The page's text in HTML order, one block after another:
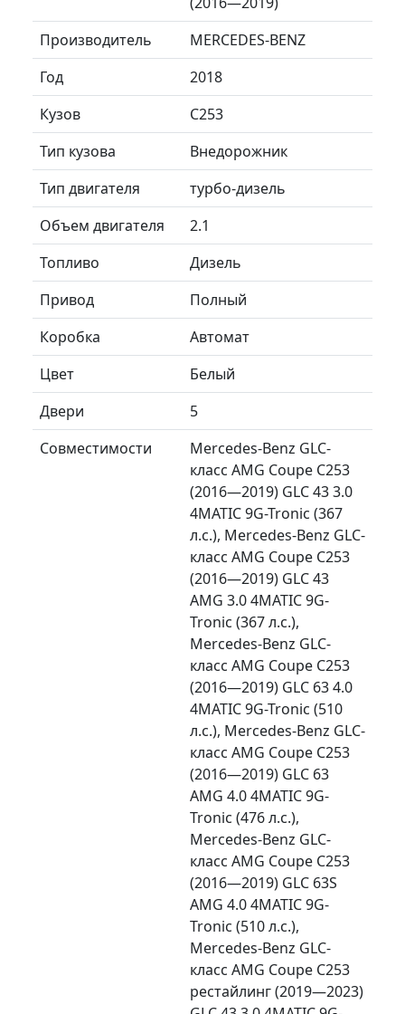
Производитель
MERCEDES-BENZ
Год
2018
Кузов
C253
Тип кузова
Внедорожник
Тип двигателя
турбо-дизель
Объем двигателя
2.1
Топливо
Дизель
Привод
Полный
Коробка
Автомат
Цвет
Белый
Двери
5
Совместимости
Mercedes-Benz GLC-
класс AMG Coupe C253
(2016—2019) GLC 43 3.0
4MATIC 9G-Tronic (367
л.с.), Mercedes-Benz GLC-
класс AMG Coupe C253
(2016—2019) GLC 43
AMG 3.0 4MATIC 9G-
Tronic (367 л.с.),
Mercedes-Benz GLC-
класс AMG Coupe C253
(2016—2019) GLC 63 4.0
4MATIC 9G-Tronic (510
л.с.), Mercedes-Benz GLC-
класс AMG Coupe C253
(2016—2019) GLC 63
AMG 4.0 4MATIC 9G-
Tronic (476 л.с.),
Mercedes-Benz GLC-
класс AMG Coupe C253
(2016—2019) GLC 63S
AMG 4.0 4MATIC 9G-
Tronic (510 л.с.),
Mercedes-Benz GLC-
класс AMG Coupe C253
рестайлинг (2019—2023)